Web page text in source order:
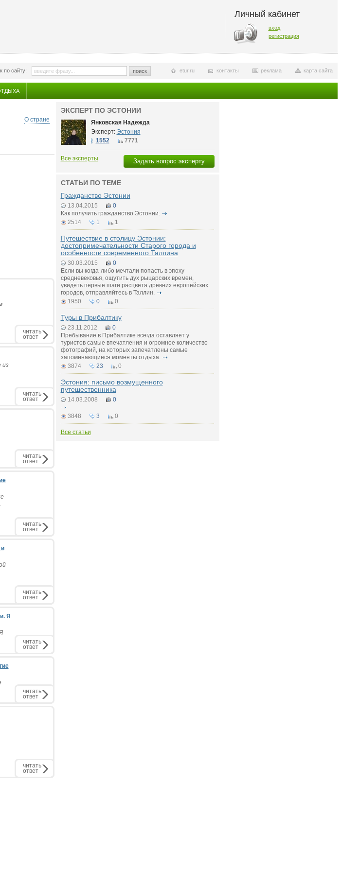
Личный кабинет
вход
регистрация
по сайту: поиск карта сайта
реклама
контакты
etur.ru
О стране
читать
ответ
из
читать
ответ
читать
ответ
читать
ответ
читать
ответ
Я
читать
ответ
читать
ответ
читать
ответ
ЭКСПЕРТ ПО ЭСТОНИИ
Янковская Надежда
Эксперт: Эстония
1552
7771
Задать вопрос эксперту
Все эксперты
СТАТЬИ ПО ТЕМЕ
Гражданство Эстонии
13.04.2015
0
Как получить гражданство Эстонии.
2514
1 1
Путешествие в столицу Эстонии:
достопримечательности Старого города и
особенности современного Таллина
30.03.2015
0
Если вы когда-либо мечтали попасть в эпоху
средневековья, ощутить дух рыцарских времен,
увидеть первые шаги расцвета древних европейских
городов, отправляйтесь в Таллин.
1950
0 0
Туры в Прибалтику
23.11.2012
0
Пребывание в Прибалтике всегда оставляет у
туристов самые впечатления и огромное количество
фотографий, на которых запечатлены самые
запоминающиеся моменты отдыха.
3874
23 0
Эстония: письмо возмущенного
путешественника
14.03.2008 0
3848 3 0
Все статьи